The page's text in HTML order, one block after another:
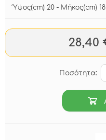
Ύψος(cm) 20 - Μήκος(cm)
28,40
Ποσότητα: